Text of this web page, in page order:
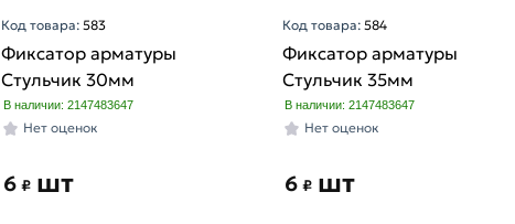
Код товара:583
Фиксатор арматуры
Стульчик 30мм
В наличии: 2147483647
Нет оценок
6₽ шт
Код товара: 584
Фиксатор арматуры
Стульчик 35мм
В наличии: 2147483647
Нет оценок
6 ₽ шт